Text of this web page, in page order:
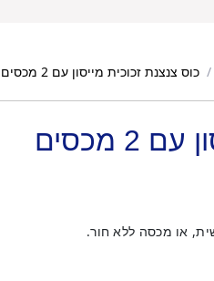
כוס צנצנת זכוכית מייסון עם 2 מכסים
מכסים